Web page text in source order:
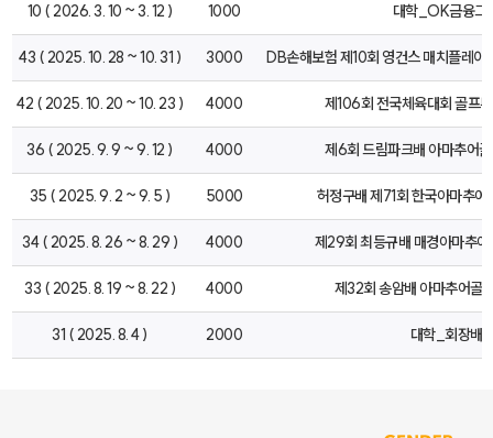
10 ( 2026. 3. 10 ~ 3. 12 ) 1000 대학_OK금융그
43 ( 2025. 10. 28 ~ 10. 31 ) 3000 DB손해보험 제10회 영건스 매치플레
42 ( 2025. 10. 20 ~ 10. 23 ) 4000 제106회 전국체육대회 골프
36 ( 2025. 9. 9 ~ 9. 12 ) 4000 제6회 드림파크배 아마추어
35 ( 2025. 9. 2 ~ 9. 5 ) 5000 허정구배 제71회 한국아마추
34 ( 2025. 8. 26 ~ 8. 29 ) 4000 제29회 최등규배 매경아마추
33 ( 2025. 8. 19 ~ 8. 22 ) 4000 제32회 송암배 아마추어골
31 ( 2025. 8. 4 ) 2000 대학_회장배